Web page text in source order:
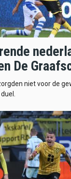
De
niet voor de